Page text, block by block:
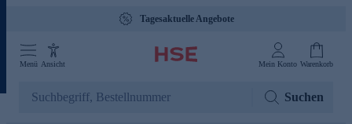
Tagesaktuelle Angebote
Menü Ansicht Mein Konto Warenkorb
Suchen